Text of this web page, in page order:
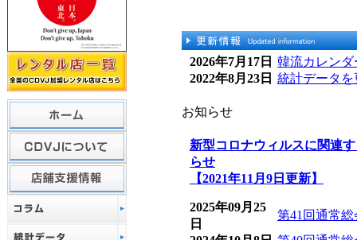
2026年7月17日 韓流カレン
2022年8月23日 統計データ
お知らせ
新型コロナウィルスに関連
らせ
【2021年11月9日更新】
2025年09月25
日
第41回通常